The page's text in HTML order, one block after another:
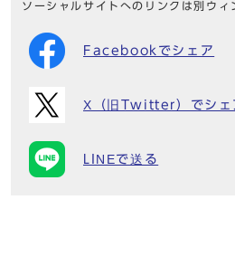
ソーシャルサイトへのリンクは別ウィ
Facebookでシェア
X（旧Twitter）でシェ
LINEで送る